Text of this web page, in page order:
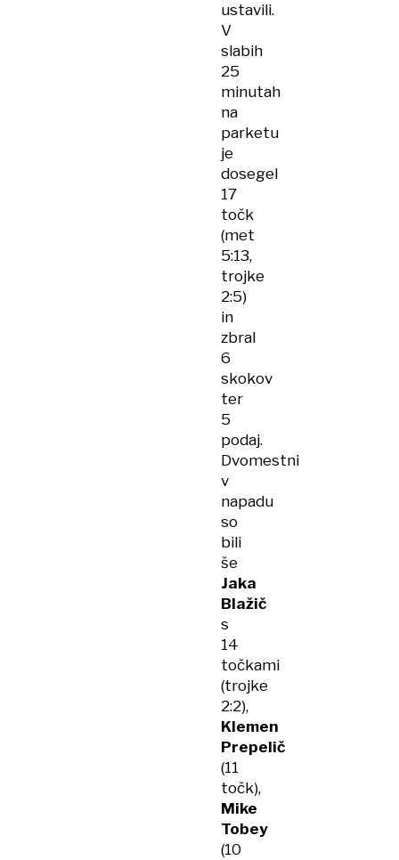
ustavili.
V
slabih
25
minutah
na
parketu
je
dosegel
17
točk
(met
5:13,
trojke
2:5)
in
zbral
6
skokov
ter
5
podaj.
Dvomestni
v
napadu
so
bili
še
Jaka
Blažič
s
14
točkami
(trojke
2:2),
Klemen
Prepelič
(11
točk),
Mike
Tobey
(10